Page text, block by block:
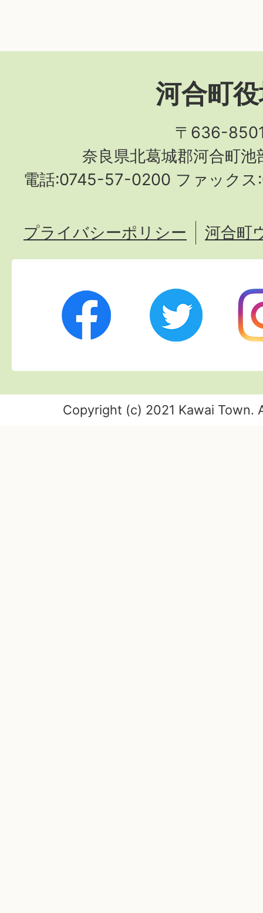
河合町
〒636-
奈良県北葛城郡河合町池
電話:0745-57-0200 ファック
Facebook Twitter
プライバシーポリシー 河合町
Copyright (c) 2021 Kawai Town.